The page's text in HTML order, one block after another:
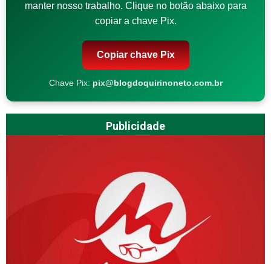
manter nosso trabalho. Clique no botão abaixo para
copiar a chave Pix.
Copiar chave Pix
Chave Pix: pix@blogdoquirinoneto.com.br
Publicidade